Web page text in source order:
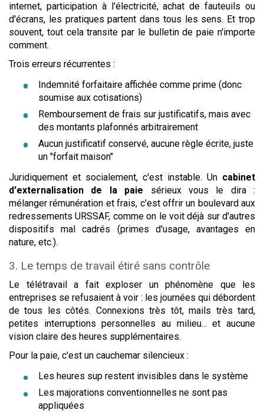
internet, participation à l'électricité, achat de fauteuils ou
d'écrans, les pratiques partent dans tous les sens. Et trop
souvent, tout cela transite par le bulletin de paie n'importe
comment.
Trois erreurs récurrentes :
Indemnité forfaitaire affichée comme prime (donc
soumise aux cotisations)
Remboursement de frais sur justificatifs, mais avec
des montants plafonnés arbitrairement
Aucun justificatif conservé, aucune règle écrite, juste
un "forfait maison"
Juridiquement et socialement, c'est instable. Un cabinet
d'externalisation de la paie sérieux vous le dira :
mélanger rémunération et frais, c'est offrir un boulevard aux
redressements URSSAF, comme on le voit déjà sur d'autres
dispositifs mal cadrés (primes d'usage, avantages en
nature, etc.).
3. Le temps de travail étiré sans contrôle
Le télétravail a fait exploser un phénomène que les
entreprises se refusaient à voir : les journées qui débordent
de tous les côtés. Connexions très tôt, mails très tard,
petites interruptions personnelles au milieu... et aucune
vision claire des heures supplémentaires.
Pour la paie, c'est un cauchemar silencieux :
Les heures sup restent invisibles dans le système
Les majorations conventionnelles ne sont pas
appliquées